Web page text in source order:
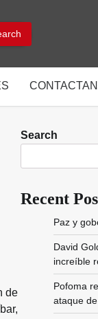
de
Search
Recent
Paz y
David
increíble
Pofoma
ataque